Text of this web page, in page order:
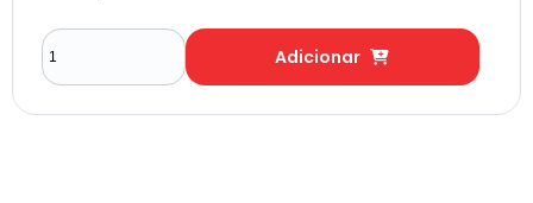
Adicionar